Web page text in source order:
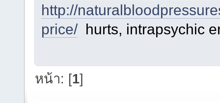
http://
price/hurts, intrapsychic
หน้า: [1]